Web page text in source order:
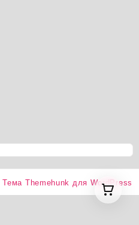
Тема Themehunk для WordPress